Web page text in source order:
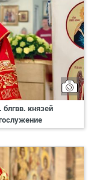
блгвв. князей